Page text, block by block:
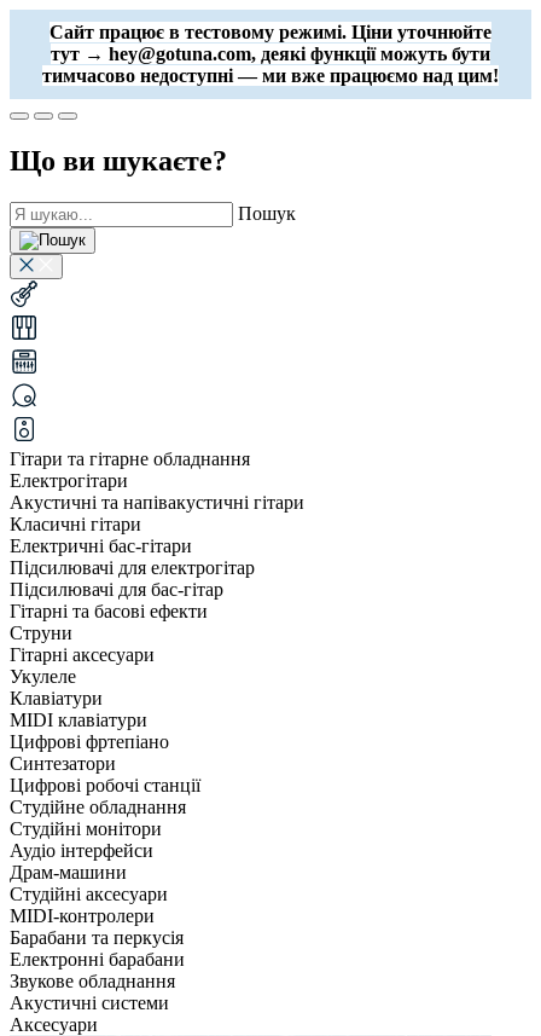
Сайт працює в тестовому режимі. Ціни уточнюйте
тут → hey@gotuna.com, деякі функції можуть бути
тимчасово недоступні — ми вже працюємо над цим!
Що ви шукаєте?
Пошук
Гітари та гітарне обладнання
Електрогітари
Акустичні та напівакустичні гітари
Класичні гітари
Електричні бас-гітари
Підсилювачі для електрогітар
Підсилювачі для бас-гітар
Гітарні та басові ефекти
Струни
Гітарні аксесуари
Укулеле
Клавіатури
MIDI клавіатури
Цифрові фртепіано
Синтезатори
Цифрові робочі станції
Студійне обладнання
Студійні монітори
Аудіо інтерфейси
Драм-машини
Студійні аксесуари
MIDI-контролери
Барабани та перкусія
Електронні барабани
Звукове обладнання
Акустичні системи
Аксесуари